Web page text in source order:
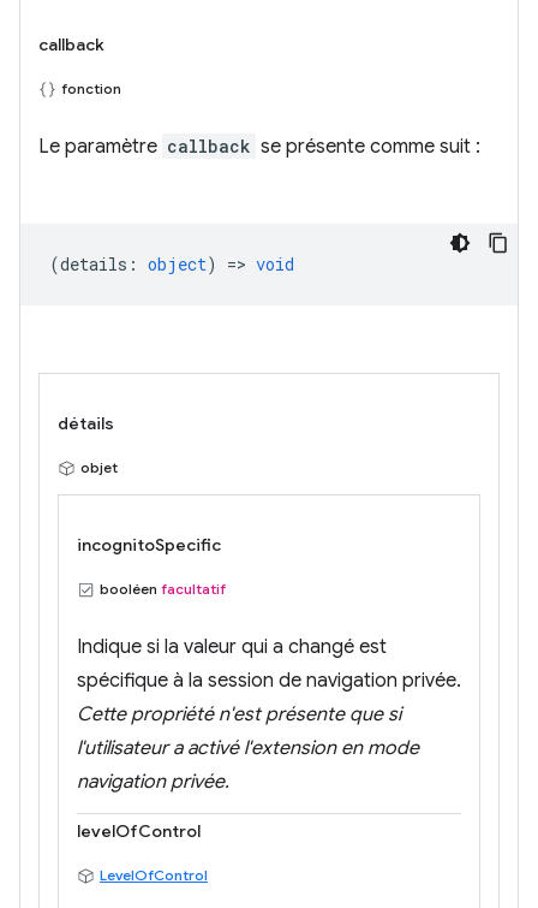
callback
fonction
Le paramètre callback se présente comme suit :
(details : object) => void
détails
objet
incognitoSpecific
booléen facultatif
Indique si la valeur qui a changé est
spécifique à la session de navigation privée.
Cette propriété n'est présente que si
l'utilisateur a activé l'extension en mode
navigation privée.
levelOfControl
LevelOfControl